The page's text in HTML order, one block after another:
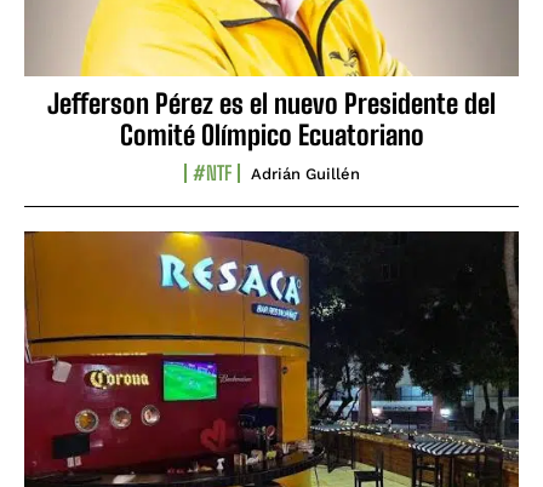
Jefferson Pérez es el nuevo Presidente del
Comité Olímpico Ecuatoriano
#NTF Adrián Guillén